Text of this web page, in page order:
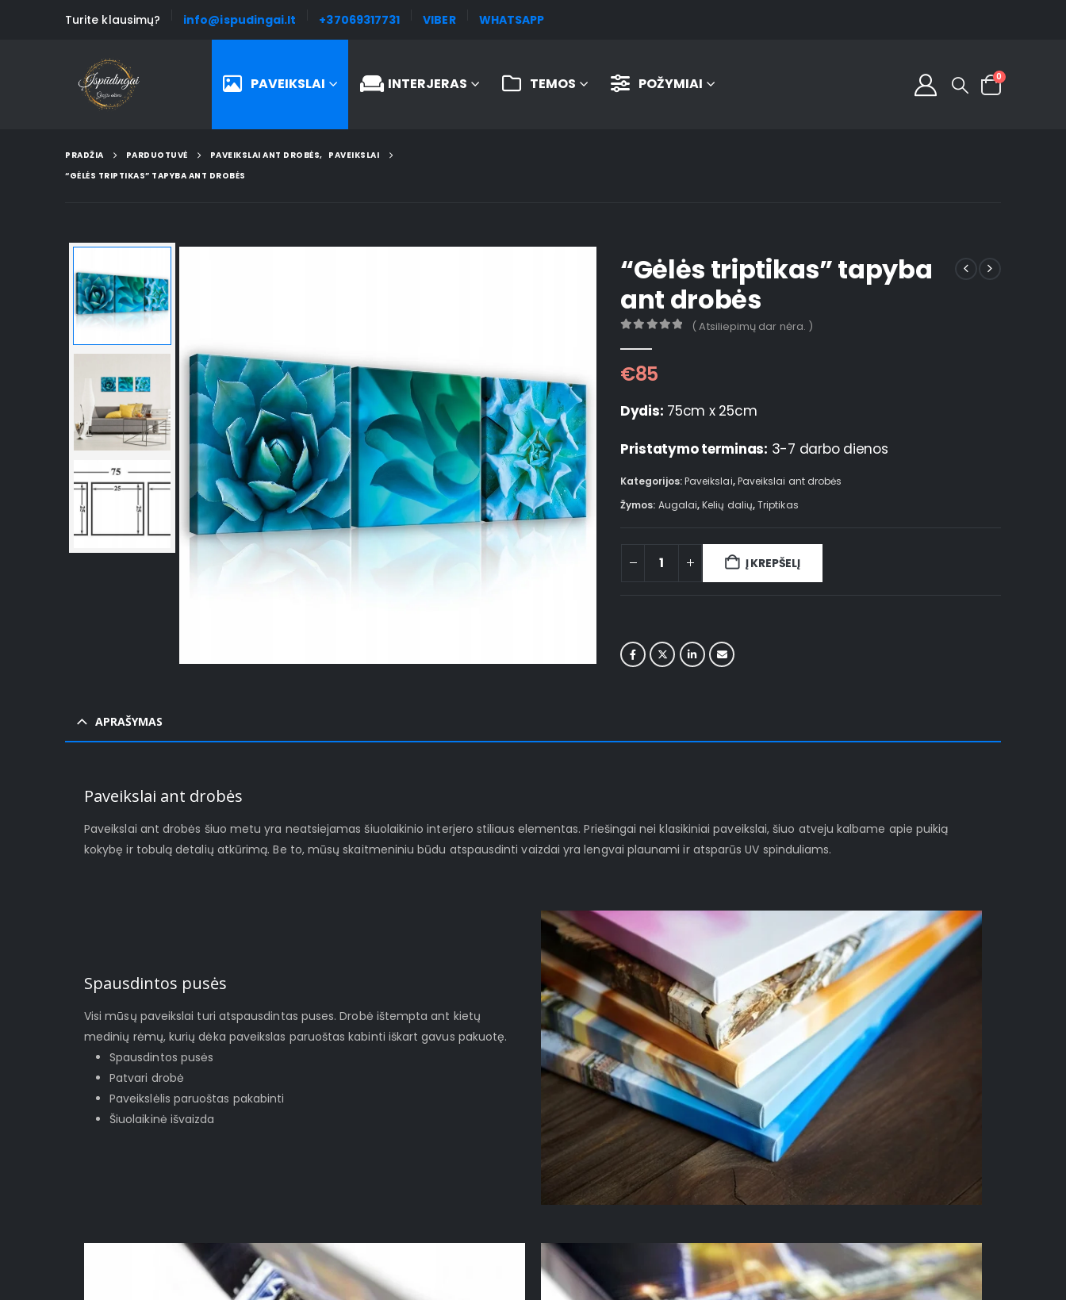
Turite klausimų? info@ispudingai.lt +37069317731 VIBER WHATSAPP
PAVEIKSLAI INTERJERAS TEMOS POŽYMIAI 0
PRADŽIA PARDUOTUVĖ PAVEIKSLAI ANT DROBĖS, PAVEIKSLAI
“GĖLĖS TRIPTIKAS” TAPYBA ANT DROBĖS
“Gėlės triptikas” tapyba
ant drobės
( Atsiliepimų dar nėra. )
€85
Dydis: 75cm x 25cm
Pristatymo terminas: 3-7 darbo dienos
Kategorijos:Paveikslai,Paveikslai ant drobės
Žymos: Augalai,Kelių dalių,Triptikas
Į KREPŠELĮ
APRAŠYMAS
Paveikslai ant drobės
Paveikslai ant drobės šiuo metu yra neatsiejamas šiuolaikinio interjero stiliaus elementas. Priešingai nei klasikiniai paveikslai, šiuo atveju kalbame apie puikią
kokybę ir tobulą detalių atkūrimą. Be to, mūsų skaitmeniniu būdu atspausdinti vaizdai yra lengvai plaunami ir atsparūs UV spinduliams.
Spausdintos pusės
Visi mūsų paveikslai turi atspausdintas puses. Drobė ištempta ant kietų
medinių rėmų, kurių dėka paveikslas paruoštas kabinti iškart gavus pakuotę.
Spausdintos pusės
Patvari drobė
Paveikslėlis paruoštas pakabinti
Šiuolaikinė išvaizda